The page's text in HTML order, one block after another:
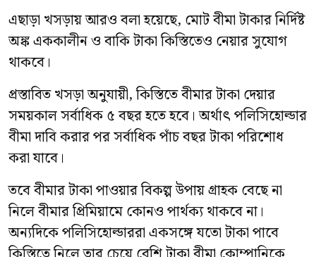
এছাড়া খসড়ায় আরও বলা হয়েছে, মোট বীমা টাকার নির্দিষ্ট
অঙ্ক এককালীন ও বাকি টাকা কিস্তিতেও নেয়ার সুযোগ
থাকবে।
প্রস্তাবিত খসড়া অনুযায়ী, কিস্তিতে বীমার টাকা দেয়ার
সময়কাল সর্বাধিক ৫ বছর হতে হবে। অর্থাৎ পলিসিহোল্ডার
বীমা দাবি করার পর সর্বাধিক পাঁচ বছর টাকা পরিশোধ
করা যাবে।
তবে বীমার টাকা পাওয়ার বিকল্প উপায় গ্রাহক বেছে না
নিলে বীমার প্রিমিয়ামে কোনও পার্থক্য থাকবে না।
অন্যদিকে পলিসিহোল্ডাররা একসঙ্গে যতো টাকা পাবে